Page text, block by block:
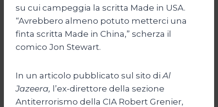
su cui campeggia la scritta Made in USA.
“Avrebbero almeno potuto metterci una
finta scritta Made in China,” scherza il
comico Jon Stewart.
In un articolo pubblicato sul sito di Al
Jazeera, l’ex-direttore della sezione
Antiterrorismo della CIA Robert Grenier,